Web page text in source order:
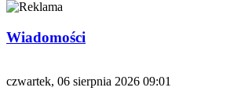
Wiadomości
czwartek, 06 sierpnia 2026 09:01